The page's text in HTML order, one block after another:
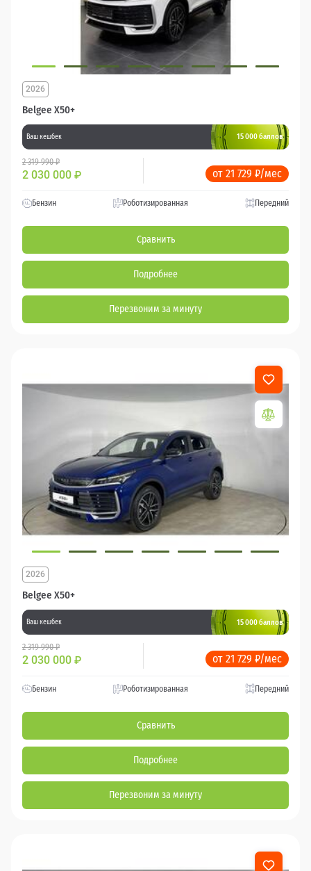
Belgee X50+
2026
Ваш кешбек 15 000 баллов
2 319 990 ₽
2 030 000 ₽ от 21 729 ₽/мес
Бензин Роботизированная Передний
Сравнить
Подробнее
Перезвоним за минуту
Belgee X50+
2026
Ваш кешбек 15 000 баллов
2 319 990 ₽
2 030 000 ₽ от 21 729 ₽/мес
Бензин Роботизированная Передний
Сравнить
Подробнее
Перезвоним за минуту